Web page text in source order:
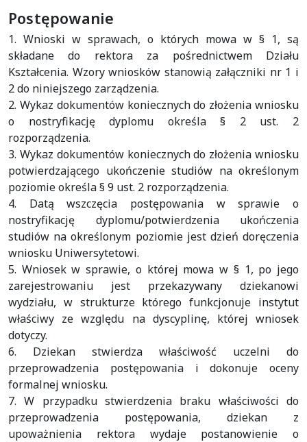
Postępowanie
1. Wnioski w sprawach, o których mowa w § 1, są
składane do rektora za pośrednictwem Działu
Kształcenia. Wzory wniosków stanowią załączniki nr 1 i
2 do niniejszego zarządzenia.
2. Wykaz dokumentów koniecznych do złożenia wniosku
o nostryfikację dyplomu określa § 2 ust. 2
rozporządzenia.
3. Wykaz dokumentów koniecznych do złożenia wniosku
potwierdzającego ukończenie studiów na określonym
poziomie określa § 9 ust. 2 rozporządzenia.
4. Datą wszczęcia postępowania w sprawie o
nostryfikację dyplomu/potwierdzenia ukończenia
studiów na określonym poziomie jest dzień doręczenia
wniosku Uniwersytetowi.
5. Wniosek w sprawie, o której mowa w § 1, po jego
zarejestrowaniu jest przekazywany dziekanowi
wydziału, w strukturze którego funkcjonuje instytut
właściwy ze względu na dyscyplinę, której wniosek
dotyczy.
6. Dziekan stwierdza właściwość uczelni do
przeprowadzenia postępowania i dokonuje oceny
formalnej wniosku.
7. W przypadku stwierdzenia braku właściwości do
przeprowadzenia postępowania, dziekan z
upoważnienia rektora wydaje postanowienie o